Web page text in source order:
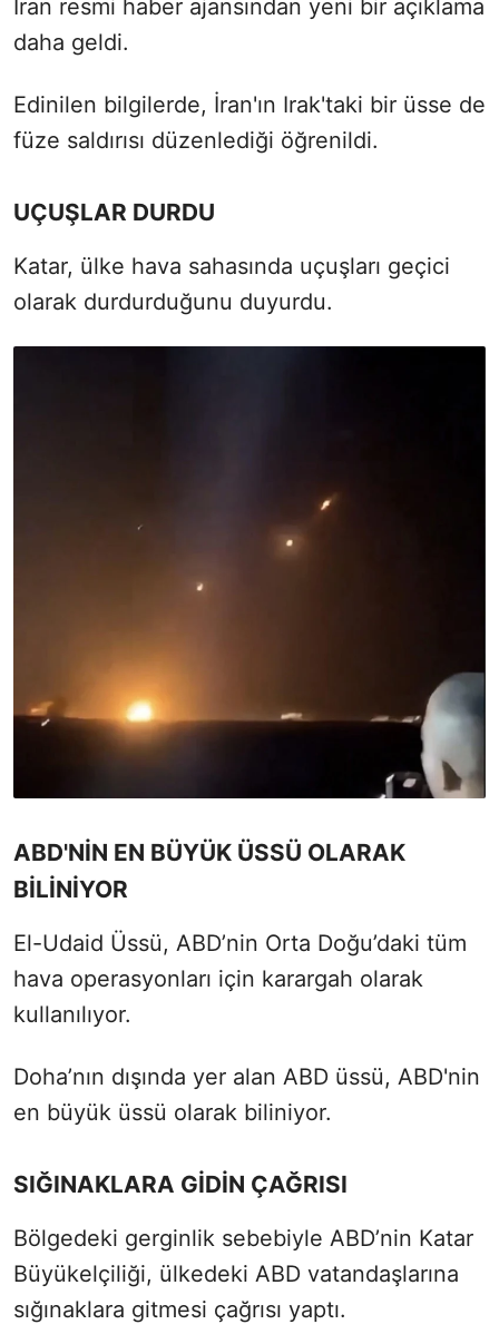
İran resmi haber ajansından yeni bir açıklama
daha geldi.
Edinilen bilgilerde, İran'ın Irak'taki bir üsse de
füze saldırısı düzenlediği öğrenildi.
UÇUŞLAR DURDU
Katar, ülke hava sahasında uçuşları geçici
olarak durdurduğunu duyurdu.
ABD'NİN EN BÜYÜK ÜSSÜ OLARAK
BİLİNİYOR
El-Udaid Üssü, ABD’nin Orta Doğu’daki tüm
hava operasyonları için karargah olarak
kullanılıyor.
Doha’nın dışında yer alan ABD üssü, ABD'nin
en büyük üssü olarak biliniyor.
SIĞINAKLARA GİDİN ÇAĞRISI
Bölgedeki gerginlik sebebiyle ABD’nin Katar
Büyükelçiliği, ülkedeki ABD vatandaşlarına
sığınaklara gitmesi çağrısı yaptı.